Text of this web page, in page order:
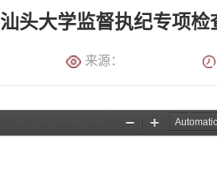
汕头大学监督执纪专项检
来源：